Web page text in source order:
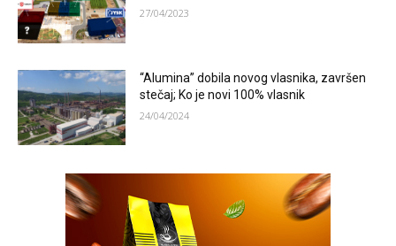
27/04/2023
“Alumina” dobila novog vlasnika, završen
stečaj; Ko je novi 100% vlasnik
24/04/2024